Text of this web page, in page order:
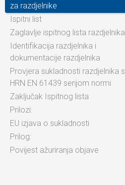
za razdjelnike
Ispitni list
Zaglavlje ispitnog lista razdjelnika
Identifikacija razdjelnika i
dokumentacije razdjelnika
Provjera sukladnosti razdjelnika s
HRN EN 61439 serijom normi
Zaključak Ispitnog lista
Prilozi:
EU izjava o sukladnosti
Prilog:
Povijest ažuriranja objave